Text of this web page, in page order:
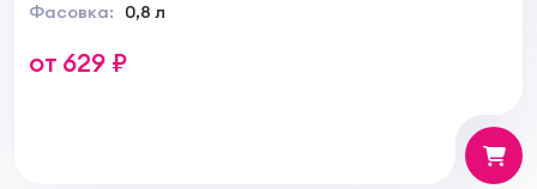
Фасовка:
0,8 л
от 629 ₽